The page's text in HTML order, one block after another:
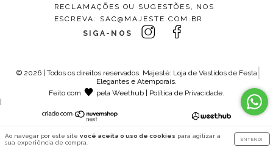
Ao navegar por este site você aceita o uso de cookies para agilizar a
sua experiência de compra.
ENTENDI
RECLAMAÇÕES OU SUGESTÕES, NOS
ESCREVA: SAC@MAJESTE.COM.BR
SIGA-NOS
© 2026 | Todos os direitos reservados. Majesté: Loja de Vestidos de Festa
Elegantes e Atemporais.
Feito com
pelaWeethub Política de Privacidade.
|